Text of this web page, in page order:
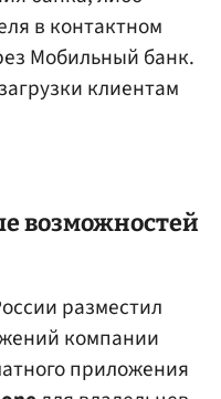
в контактном
Мобильный банк.
клиентам
возможностей
разместил
компании
приложения